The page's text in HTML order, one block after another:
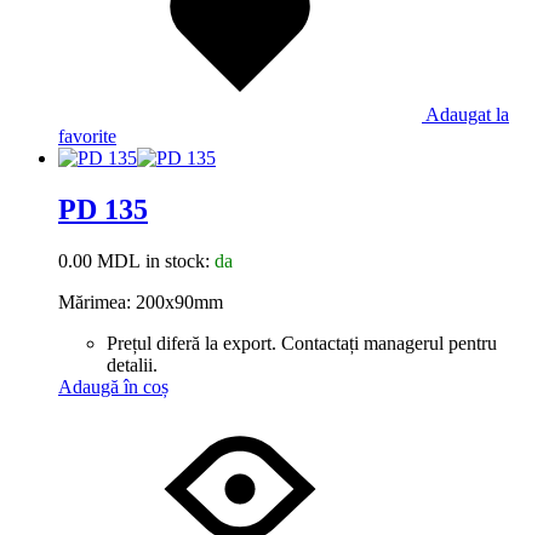
Adaugat la
favorite
PD 135
0.00 MDL in stock: da
Mărimea: 200x90mm
Prețul diferă la export. Contactați managerul pentru
detalii.
Adaugă în coș